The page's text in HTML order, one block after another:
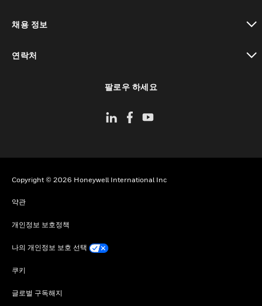
채용 정보
연락처
팔로우 하세요
Copyright © 2026 Honeywell International Inc
약관
개인정보 보호정책
나의 개인정보 보호 선택
쿠키
글로벌 구독해지